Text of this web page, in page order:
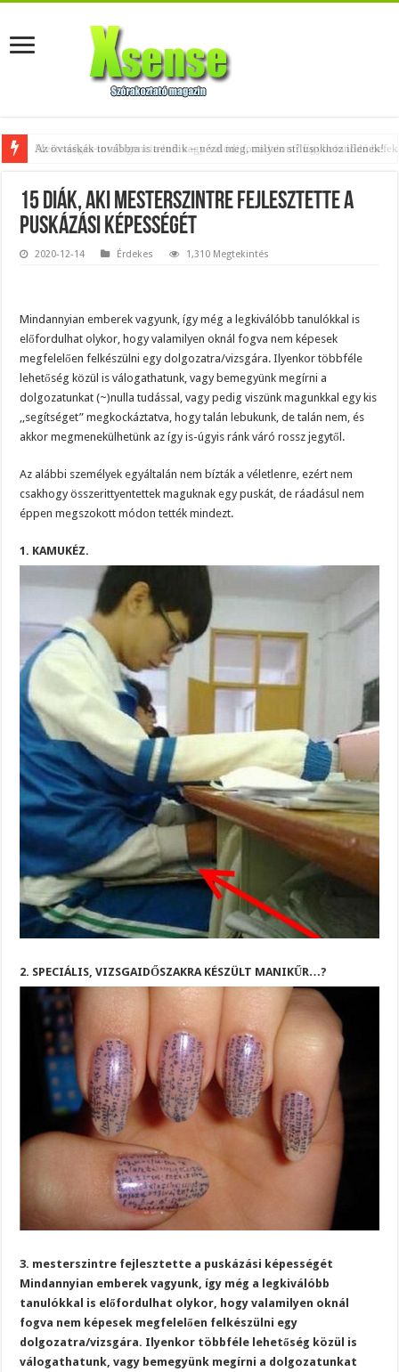
Az övtáskák továbbra is trendik – nézd meg, milyen stílusokhoz illenek!
15 diák, aki mesterszintre fejlesztette a
puskázási képességét
2020-12-14 Érdekes 1,310 Megtekintés
Mindannyian emberek vagyunk, így még a legkiválóbb tanulókkal is
előfordulhat olykor, hogy valamilyen oknál fogva nem képesek
megfelelően felkészülni egy dolgozatra/vizsgára. Ilyenkor többféle
lehetőség közül is válogathatunk, vagy bemegyünk megírni a
dolgozatunkat (~)nulla tudással, vagy pedig viszünk magunkkal egy kis
,,segítséget” megkockáztatva, hogy talán lebukunk, de talán nem, és
akkor megmenekülhetünk az így is-úgyis ránk váró rossz jegytől.
Az alábbi személyek egyáltalán nem bízták a véletlenre, ezért nem
csakhogy összerittyentettek maguknak egy puskát, de ráadásul nem
éppen megszokott módon tették mindezt.
1. KAMUKÉZ.
2. SPECIÁLIS, VIZSGAIDŐSZAKRA KÉSZÜLT MANIKŰR…?
3. mesterszintre fejlesztette a puskázási képességét
Mindannyian emberek vagyunk, így még a legkiválóbb
tanulókkal is előfordulhat olykor, hogy valamilyen oknál
fogva nem képesek megfelelően felkészülni egy
dolgozatra/vizsgára. Ilyenkor többféle lehetőség közül is
válogathatunk, vagy bemegyünk megírni a dolgozatunkat